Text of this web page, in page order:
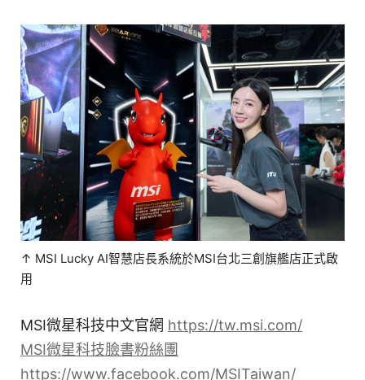
↑ MSI Lucky AI智慧店長系統於MSI台北三創旗艦店正式啟
用
MSI微星科技中文官網 https://tw.msi.com/
MSI微星科技臉書粉絲團
https://www.facebook.com/MSITaiwan/